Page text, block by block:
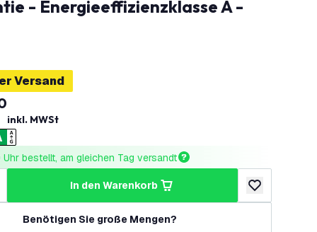
Versand
inkl. MWSt
bestellt, am gleichen Tag versandt
erhöhenin den Warenkorb
zur
Benötigen Sie große Mengen?